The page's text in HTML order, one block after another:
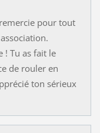
remercie pour tout
! Tu as fait le
de rouler en
ton sérieux